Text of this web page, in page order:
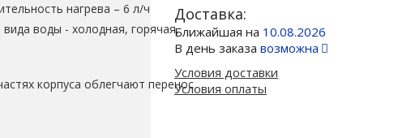
Доставка:
Ближайшая на 10.08.2026
В день заказа возможна
Условия доставки
Условия оплаты
нагрева – 6 л/ч
воды - холодная, горячая,
корпуса облегчают перенос